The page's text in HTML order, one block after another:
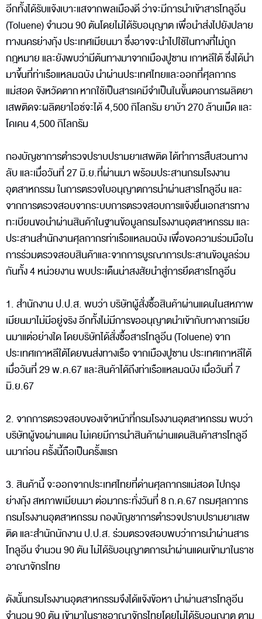
อีกทั้งได้รับแจ้งเบาะแสจากพลเมืองดี ว่าจะมีการนำเข้าสารโทลูอีน
(Toluene) จำนวน 90 ตันโดยไม่ได้รับอนุญาต เพื่อนำส่งไปยังปลาย
ทางนครย่างกุ้ง ประเทศเมียนมา ซึ่งอาจจะนำไปใช้ในทางที่ไม่ถูก
กฎหมาย และยังพบว่ามีต้นทางมาจากเมืองปูซาน เกาหลีใต้ ซึ่งได้นำ
มาขึ้นที่ท่าเรือแหลมฉบัง นำผ่านประเทศไทยและออกที่ศุลกากร
แม่สอด จังหวัดตาก หากใช้เป็นสารเคมีจำเป็นในขั้นตอนการผลิตยา
เสพติดจะผลิตยาไอซ์จะได้ 4,500 กิโลกรัม ยาบ้า 270 ล้านเม็ด และ
โคเคน 4,500 กิโลกรัม
กองบัญชาการตำรวจปราบปรามยาเสพติด ได้ทำการสืบสวนทาง
ลับ และเมื่อวันที่ 27 มิ.ย.ที่ผ่านมา พร้อมประสานกรมโรงงาน
อุตสาหกรรม ในการตรวจใบอนุญาตการนำผ่านสารโทลูอีน และ
จากการตรวจสอบจากระบบการตรวจสอบการแจ้งยื่นเอกสารทาง
ทะเบียนขอนำผ่านสินค้าในฐานข้อมูลกรมโรงงานอุตสาหกรรม และ
ประสานสำนักงานศุลกากรท่าเรือแหลมฉบัง เพื่อขอความร่วมมือใน
การร่วมตรวจสอบสินค้าและจากการบูรณาการประสานข้อมูลร่วม
กันทั้ง 4 หน่วยงาน พบประเด็นน่าสงสัยนำสู่การยึดสารโทลูอีน
1. สำนักงาน ป.ป.ส. พบว่า บริษัทผู้สั่งซื้อสินค้าผ่านแดนในสหภาพ
เมียนมาไม่มีอยู่จริง อีกทั้งไม่มีการขออนุญาตนำเข้ากับทางการเมีย
นมาแต่อย่างใด โดยบริษัทได้สั่งซื้อสารโทลูอีน (Toluene) จาก
ประเทศเกาหลีใต้โดยขนส่งทางเรือ จากเมืองปูซาน ประเทศเกาหลีใต้
เมื่อวันที่ 29 พ.ค.67 และสินค้าได้ถึงท่าเรือแหลมฉบัง เมื่อวันที่ 7
มิ.ย.67
2. จากการตรวจสอบของเจ้าหน้าที่กรมโรงงานอุตสาหกรรม พบว่า
บริษัทผู้ขอผ่านแดน ไม่เคยมีการนำสินค้าผ่านแดนสินค้าสารโทลูอี
นมาก่อน ครั้งนี้ถือเป็นครั้งแรก
3. สินค้านี้ จะออกจากประเทศไทยที่ด่านศุลกากรแม่สอด ไปกรุง
ย่างกุ้ง สหภาพเมียนมา ต่อมากระทั่งวันที่ 8 ก.ค.67 กรมศุลกากร
กรมโรงงานอุตสาหกรรม กองบัญชาการตำรวจปราบปรามยาเสพ
ติด และสำนักนักงาน ป.ป.ส. ร่วมตรวจสอบพบว่าการนำผ่านสาร
โทลูอีน จำนวน 90 ตัน ไม่ได้รับอนุญาตการนำผ่านแดนเข้ามาในราช
อาณาจักรไทย
ดังนั้นกรมโรงงานอุตสาหกรรมจึงได้แจ้งข้อหา นำผ่านสารโทลูอีน
จำนวน 90 ตัน เข้ามาในราชอาณาจักรไทยโดยไม่ได้รับอนุญาต ตาม